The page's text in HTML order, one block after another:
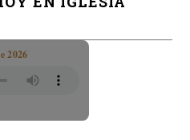
2026